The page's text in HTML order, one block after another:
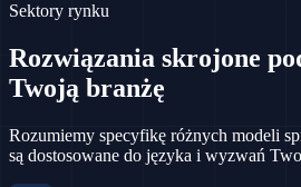
Sektory rynku
Rozwiązania skrojone
Twoją branżę
Rozumiemy specyfikę różnych modeli
są dostosowane do języka i wyzwań